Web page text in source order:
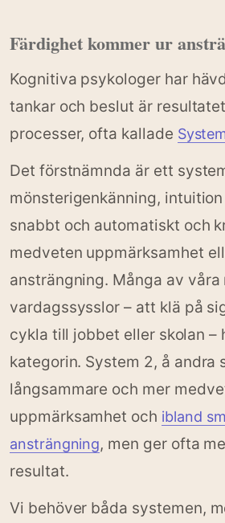
Färdighet kommer ur
Kognitiva psykologer har
tankar och beslut är
processer, ofta kallade
Det förstnämnda är ett
mönsterigenkänning,
snabbt och automatiskt och
medveten uppmärksamhet
ansträngning. Många av
vardagssysslor – att klä på
cykla till jobbet eller skolan –
kategorin. System 2, å andra
långsammare och mer
uppmärksamhet och ibland
ansträngning, men ger ofta
resultat.
Vi behöver båda systemen,